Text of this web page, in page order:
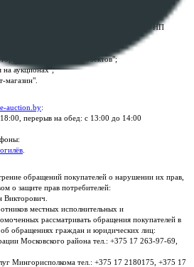
по оказанию услуг "БелЮрОбеспечение"
Дзержинского, 1Б, e-mail:
, УНП
Республики Беларусь:
без торговых объектов";
аукционах";
e-auction.by:
перерыв на обед: с 13:00 до 14:00
обращений покупателей о нарушении их прав,
о защите прав потребителей:
Викторович.
местных исполнительных и
рассматривать обращения покупателей в
об обращениях граждан и юридических лиц:
Московского района тел.: +375 17 263-97-69,
Мингорисполкома тел.: +375 17 2180175, +375 17